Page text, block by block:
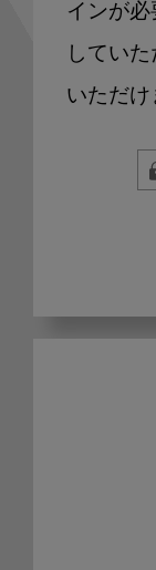
インが
してい
いただけ